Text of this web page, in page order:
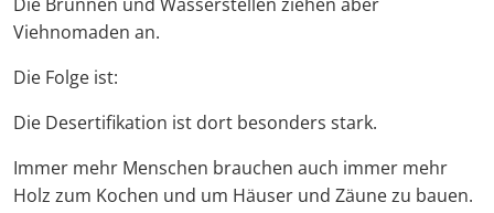
Viehnomaden an.
Die Folge ist:
Die Desertifikation ist dort besonders stark.
Immer mehr Menschen brauchen auch immer mehr
Holz zum Kochen und um Häuser und Zäune zu bauen.